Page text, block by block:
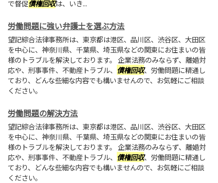
で督促債権回収は、いき...
労働問題に強い弁護士を選ぶ方法
望記綜合法律事務所は、東京都は港区、品川区、渋谷区、大田区
を中心に、神奈川県、千葉県、埼玉県などの関東にお住まいの皆
様のトラブルを解決しております。 企業法務のみならず、離婚対
応や、刑事事件、不動産トラブル、 債権回収、労働問題に精通し
ており、どんな些細な内容でも構いませんので、お気軽にご相談
ください。
労働問題の解決方法
望記綜合法律事務所は、東京都は港区、品川区、渋谷区、大田区
を中心に、神奈川県、千葉県、埼玉県などの関東にお住まいの皆
様のトラブルを解決しております。 企業法務のみならず、離婚対
応や、刑事事件、不動産トラブル、 債権回収、労働問題に精通し
ており、どんな些細な内容でも構いませんので、お気軽にご相談
ください。